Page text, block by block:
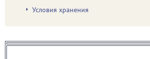
Условия хранения